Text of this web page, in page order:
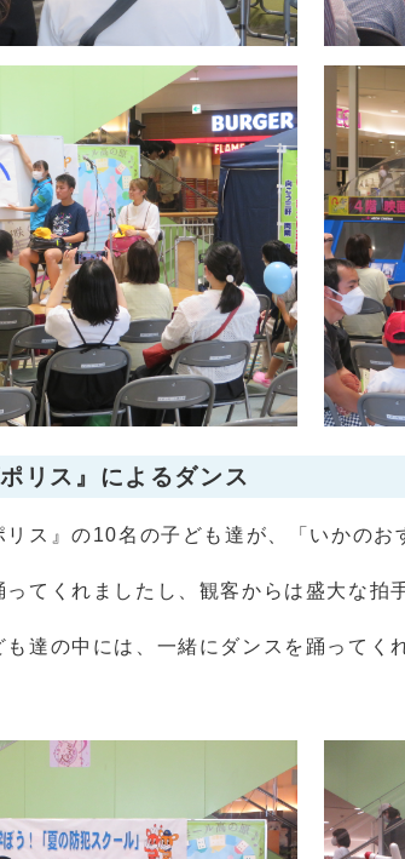
リス』によるダンス
ス』の10名の子ども達が、「いかのお
てくれましたし、観客からは盛大な拍
達の中には、一緒にダンスを踊ってく